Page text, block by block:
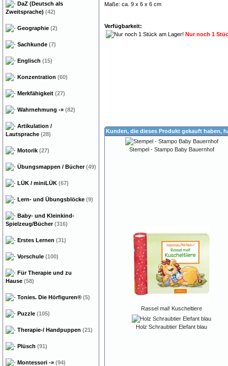
Maße: ca. 9 x 6 x 6 cm
Verfügbarkeit:
Nur noch 1
Kunden, die dieses Produkt gekauft haben,
Stempel - Stampo Baby Bauernhof
Rassel mal! Kuscheltiere
Holz Schraubtier Elefant blau
DaZ (Deutsch als
Zweitsprache) (42)
Geographie (2)
Sachkunde (7)
Englisch (15)
Konzentration (60)
Merkfähigkeit (27)
Wahrnehmung -» (82)
Artikulation /
Lautsprache (28)
Motorik (27)
Übungsmappen / Bücher(49)
LÜK / miniLÜK (67)
Lern- und Übungsblöcke (9)
Baby- und Kleinkind-
Spielzeug/Bücher(316)
Erstes Lernen (31)
Vorschule (100)
Für Therapie und zu
Hause (58)
Tonies. Die Hörfiguren® (5)
Puzzle (105)
Therapie-/ Handpuppen (21)
Plüsch (91)
Montessori -» (94)